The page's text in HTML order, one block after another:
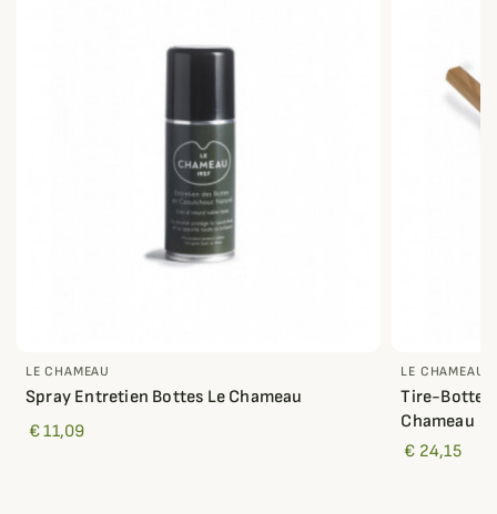
LE CHAMEAU
Spray Entretien Bottes Le Chameau
€ 11,09
LE CHAMEAU
Tire-Bottes
Chameau
€ 24,15